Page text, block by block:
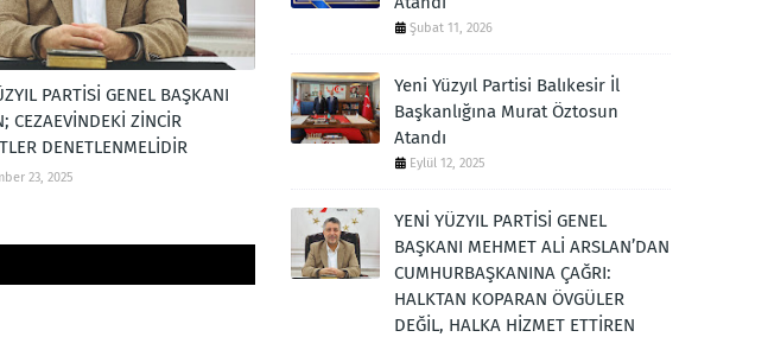
PARTİSİ GENEL BAŞKANI
CEZAEVİNDEKİ ZİNCİR
DENETLENMELİDİR
23, 2025
Şubat 11, 2026
Yeni Yüzyıl Partisi Balıkesir İl
Başkanlığına Murat Öztosun
Atandı
Eylül 12, 2025
YENİ YÜZYIL PARTİSİ GENEL
BAŞKANI MEHMET ALİ ARSLAN’DAN
CUMHURBAŞKANINA ÇAĞRI:
HALKTAN KOPARAN ÖVGÜLER
DEĞİL, HALKA HİZMET ETTİREN